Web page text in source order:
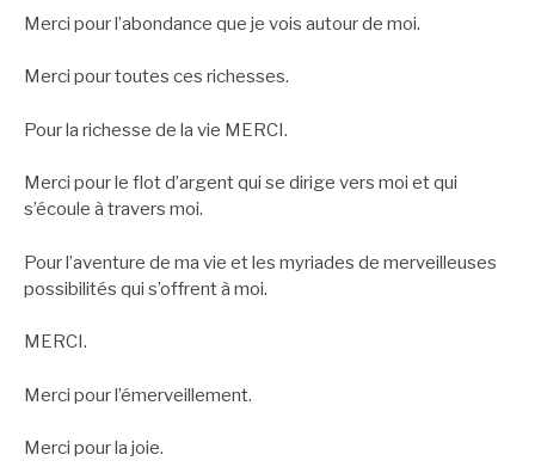
Merci pour l’abondance que je vois autour de moi.
Merci pour toutes ces richesses.
Pour la richesse de la vie MERCI.
Merci pour le flot d’argent qui se dirige vers moi et qui
s’écoule à travers moi.
Pour l’aventure de ma vie et les myriades de merveilleuses
possibilités qui s’offrent à moi.
MERCI.
Merci pour l’émerveillement.
Merci pour la joie.